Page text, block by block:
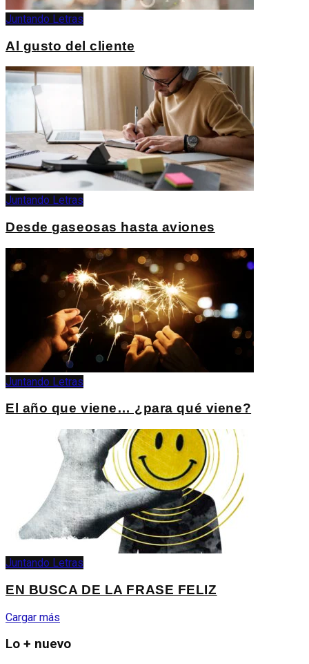
Juntando Letras
Al gusto del cliente
Juntando Letras
Desde gaseosas hasta aviones
Juntando Letras
El año que viene… ¿para qué viene?
Juntando Letras
EN BUSCA DE LA FRASE FELIZ
Cargar más
Lo + nuevo